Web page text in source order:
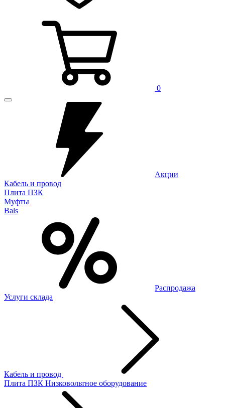
0
Акции
Кабель и провод
Плита ПЗК
Муфты
Bals
Распродажа
Услуги склада
Кабель и провод
Плита ПЗК Низковольтное оборудование